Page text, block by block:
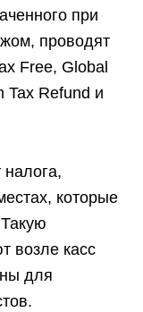
при
проводят
Free, Global
Tax Refund и
налога,
которые
возле касс
для